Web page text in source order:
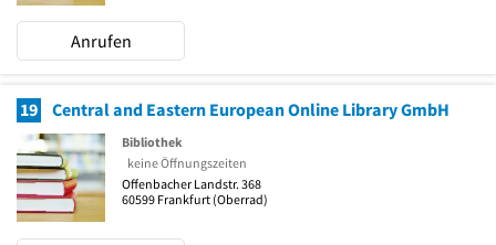
Anrufen
19 Central and Eastern European Online Library GmbH
Bibliothek
keine Öffnungszeiten
Offenbacher Landstr. 368
60599 Frankfurt (Oberrad)